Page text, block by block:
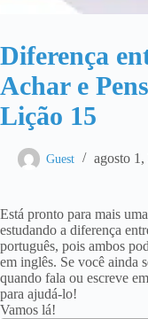
Diferença
Achar e
Lição 15
Guest agosto
Está pronto para mais
estudando a diferença
português, pois ambos
em inglês. Se você ainda
quando fala ou escreve
para ajudá-lo!
Vamos lá!